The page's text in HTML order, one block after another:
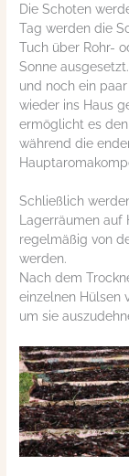
Die Schoten
Tag werden die
Tuch über Rohr-
Sonne
und noch ein
wieder ins Haus
ermöglicht es den
während die
Schließlich
Lagerräumen auf
regelmäßig von
werden.
Nach dem
einzelnen Hülsen
um sie